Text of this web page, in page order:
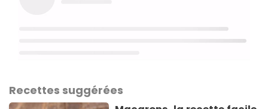
Recettes suggérées